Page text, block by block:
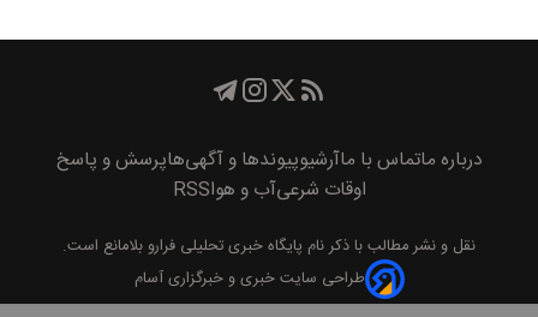
درباره ماتماس با ماآرشیوپیوند‌ها و آگهی‌هاپرسش و پاسخ
اوقات شرعیآب و هواRSS
نقل و نشر مطالب با ذکر نام پايگاه خبری تحليلی فرارو بلامانع است.
طراحی سایت خبری و خبرگزاری آسام